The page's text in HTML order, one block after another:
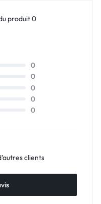
produit 0
0
0
0
0
0
clients